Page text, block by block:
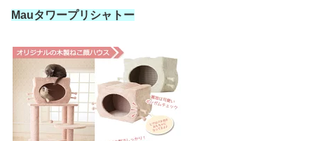
Mauタワープリシャトー